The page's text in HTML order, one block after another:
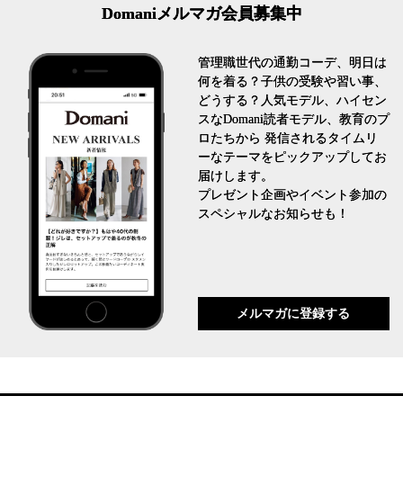
Domaniメルマガ会員募集中
管理職世代の通勤コーデ、明日は
何を着る？子供の受験や習い事、
どうする？人気モデル、ハイセン
スなDomani読者モデル、教育のプ
ロたちから 発信されるタイムリ
ーなテーマをピックアップしてお
届けします。
プレゼント企画やイベント参加の
スペシャルなお知らせも！
メルマガに登録する